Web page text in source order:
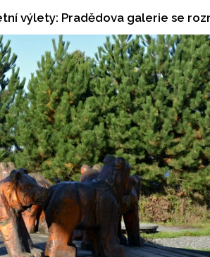
Galerie: Letní výlety: